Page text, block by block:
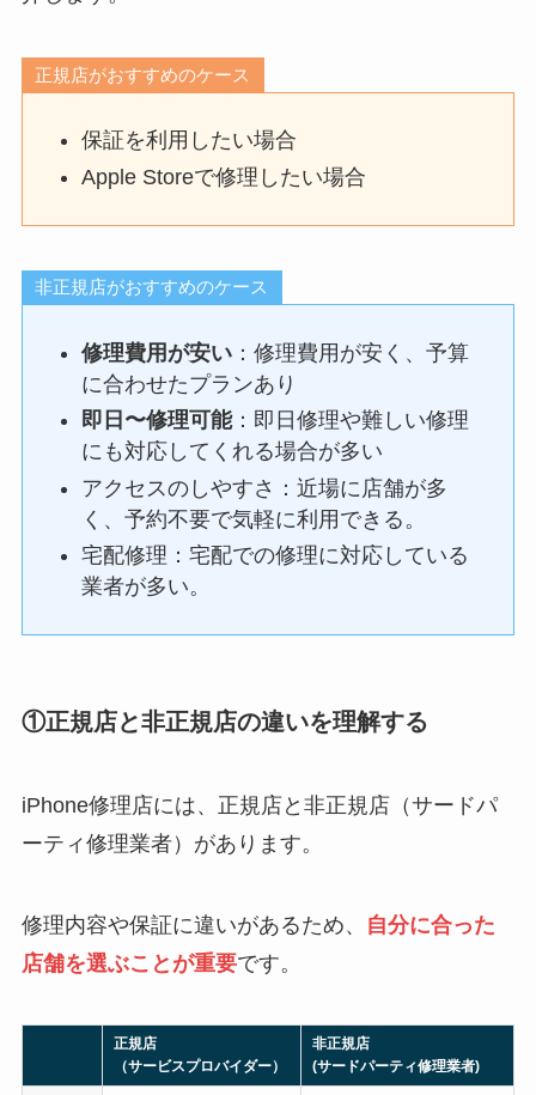
正規店がおすすめのケース
保証を利用したい場合
Apple Storeで修理したい場合
非正規店がおすすめのケース
修理費用が安い ：修理費用が安く、予算
に合わせたプランあり
即日〜修理可能：即日修理や難しい修理
にも対応してくれる場合が多い
アクセスのしやすさ：近場に店舗が多
く、予約不要で気軽に利用できる。
宅配修理：宅配での修理に対応している
業者が多い。
①正規店と非正規店の違いを理解する
iPhone修理店には、正規店と非正規店（サードパ
ーティ修理業者）があります。
修理内容や保証に違いがあるため、
自分に合った
店舗を選ぶことが重要です。
正規店
（サービスプロバイダー）
非正規店
(サードパーティ修理業者)